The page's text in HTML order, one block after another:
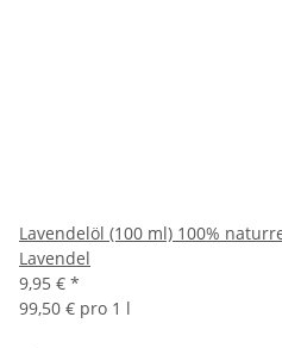
Lavendelöl (100 ml) 100%
Lavendel
9,95 € *
99,50 € pro 1 l